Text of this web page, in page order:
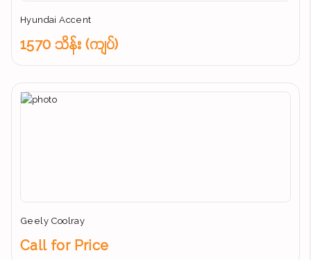
Hyundai Accent
1570 သိန်း (ကျပ်)
Geely Coolray
Call for Price